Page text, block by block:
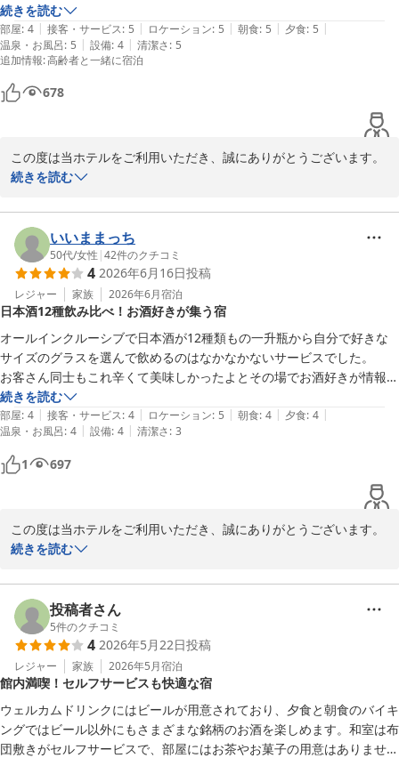
また、ウェルカムドリンクの生ビールや、ご夕食時の飲み放題、お
料理につきましてもご満足いただけたようで、何よりでございま
す。
イカやサーモンをはじめとしたお料理を美味しくお召し上がりいた
だけたとのこと、調理スタッフ共々大変励みになります。
お部屋の清掃につきましてもお褒めのお言葉をいただき、重ねて御
礼申し上げます。
日常から離れた空間で快適なひとときをお過ごしいただけるよう、
これからも何度でも足を運びたいと思っていただけるホテルを目指
し、より一層サービスの向上に取り組んでまいります。
またのご来館を心よりお待ちしております。
堂ヶ島唯一の自家源泉掛流宿 堂ヶ島温泉ホテル
2026-07-21
側の島に歩いて渡りました。石の上を歩くので、ズック等履きやすく丈
夫な靴をお勧めします。東海バスフリー切符で行ったので、提示して
2500円のキャッシュバックを頂きました。嬉しかったです。又、機会
がありましたら、行ってみたいホテルでした。お世話になりました。
続きを読む
部屋: 4 | 接客・サービス: 5 | ロケーション: 5 | 朝食: 5 | 夕食: 5 |
温泉・お風呂: 5 | 設備: 4 | 清潔さ: 5
追加情報:高齢者と一緒に宿泊
678
この度は当ホテルをご利用いただき、誠にありがとうございます。
のご滞在を存分にお楽しみいただけたご様子が伝わり、スタッフ一
同安堵いたしました。
内風呂・露天風呂ともにご満足いただけたとのこと、何よりでござ
います。
日々の疲れを癒していただけるよう、これからも心地よい温泉時間
の提供に努めてまいります。
また、夕食・朝食のバイキングや海を眺めながらのお食事、アルコ
ールを含む飲み放題サービスも堪能いただけたようで嬉しく存じま
す。
館内でゆっくりとお過ごしいただく時間が、旅の思い出のひとつと
なっておりましたら幸いでございます。
トンボロ現象も実際にご体験いただけたとのこと、堂ヶ島ならでは
潮の満ち引きによって変化する自然の景色は、多くのお客様にご好
評いただいている当ホテル周辺の魅力のひとつでございます。
です。
今後も皆様に心地よいご滞在を提供できるよう、おもてなしの向上
に努めてまいります。
またのご来館を心よりお待ちしております。
堂ヶ島唯一の自家源泉掛流宿 堂ヶ島温泉ホテル
2026-06-29
続きを読む
いいままっち
50代/女性 |42件のクチコミ
4 2026年6月16日投稿
レジャー 家族 2026年6月宿泊
日本酒12種飲み比べ！お酒好きが集う宿
オールインクルーシブで日本酒が12種類もの一升瓶から自分で好きな
サイズのグラスを選んで飲めるのはなかなかないサービスでした。
お客さん同士もこれ辛くて美味しかったよとその場でお酒好きが情報交
換しながら楽しいひと時を過ごしました。
続きを読む
部屋: 4 | 接客・サービス: 4 | ロケーション: 5 | 朝食: 4 | 夕食: 4 |
温泉・お風呂: 4 | 設備: 4 | 清潔さ: 3
1 697
この度は当ホテルをご利用いただき、誠にありがとうございます。
いただけたご様子、大変嬉しく拝読いたしました。
一升瓶からお好みのお酒を選びながら味わえるスタイルは、日本酒
がお好きなお客様にもご好評をいただいている当ホテルならではの
サービスのひとつでございます。
また、同じお酒好きのお客様同士でおすすめを共有しながら、楽し
い時間をお過ごしいただけたとのこと、喜ばしい限りです。
お酒をきっかけに生まれる旅先での交流も、ご滞在中の思い出のひ
とつになれば幸いでございます。
続きを読む
投稿者さん
5件のクチコミ
4 2026年5月22日投稿
レジャー 家族 2026年5月宿泊
館内満喫！セルフサービスも快適な宿
ウェルカムドリンクにはビールが用意されており、夕食と朝食のバイキ
ングではビール以外にもさまざまな銘柄のお酒を楽しめます。和室は布
団敷きがセルフサービスで、部屋にはお茶やお菓子の用意はありません